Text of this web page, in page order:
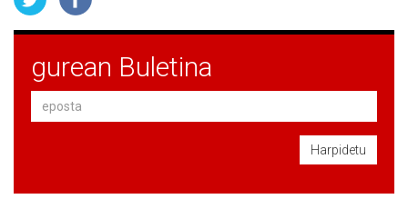
gurean Buletina
Harpidetu